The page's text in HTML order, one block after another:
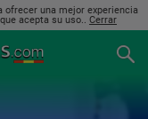
una mejor experiencia
acepta su uso.. Cerrar